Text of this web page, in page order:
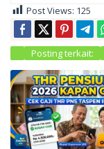
Post Views: 125
Posting terkait: